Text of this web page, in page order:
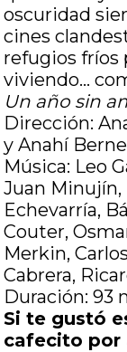
oscuridad
cines
refugios fríos
viviendo…
Un año sin
Dirección:
y Anahí
Música: Leo
Juan Minujín,
Echevarría,
Couter,
Merkin,
Cabrera,
Duración: 93
Si te gustó
cafecito por